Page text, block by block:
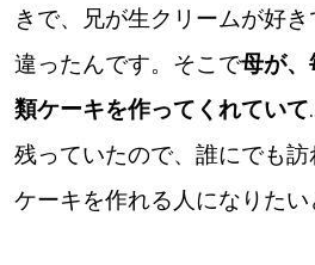
きで、兄が生クリームが好
違ったんです。そこで母が
類ケーキを作ってくれていて
残っていたので、誰にでも
ケーキを作れる人になりたい